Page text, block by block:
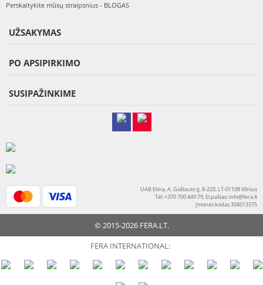
Perskaitykite mūsų straipsnius - BLOGAS
UŽSAKYMAS
PO APSIPIRKIMO
SUSIPAŽINKIME
UAB Etina, A. Goštauto g. 8-220, LT-01108 Vilnius
Tel: +370 700 449 79, El.paštas:info@fera.lt
Įmonės kodas 304013375
© 2015-2026 FERA.LT.
FERA INTERNATIONAL: